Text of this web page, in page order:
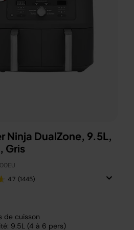
Ninja DualZone, 9.5L,
Gris
4.7 (1445)
de cuisson
9.5L (4 à 6 pers)